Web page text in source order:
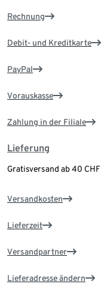
Rechnung
Debit- und Kreditkarte
PayPal
Vorauskasse
Zahlung in der Filiale
Lieferung
Gratisversand ab 40 CHF
Versandkosten
Lieferzeit
Versandpartner
Lieferadresse ändern